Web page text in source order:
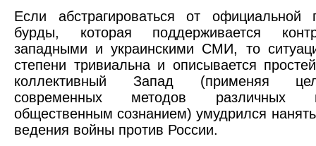
Если абстрагироваться от официальной
бурды, которая поддерживается
западными и украинскими СМИ, то
степени тривиальна и описывается
коллективный Запад (применяя
современных методов различных
общественным сознанием) умудрился
ведения войны против России.